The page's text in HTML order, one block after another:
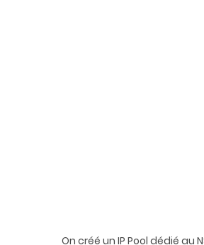
On créé un IP Pool dédié au